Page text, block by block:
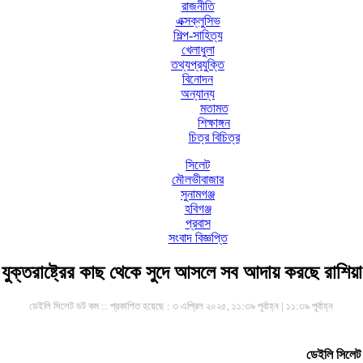
রাজনীতি
এক্সক্লুসিভ
শিল্প-সাহিত্য
খেলাধুলা
তথ্যপ্রযুক্তি
বিনোদন
অন্যান্য
মতামত
শিক্ষাঙ্গন
চিত্র বিচিত্র
সিলেট
মৌলভীবাজার
সুনামগঞ্জ
হবিগঞ্জ
প্রবাস
সংবাদ বিজ্ঞপ্তি
যুক্তরাষ্ট্রের কাছ থেকে সুদে আসলে সব আদায় করছে রাশিয়া
ডেইলি সিলেট ডট কম ::প্রকাশিত হয়েছে : ৩ এপ্রিল ২০২৫, ১১:৩৯ পূর্বাহ্ন | ১১:৩৯ পূর্বাহ্ন
ডেইলি